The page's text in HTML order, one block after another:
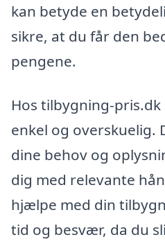
kan betyde en
sikre, at du får den
pengene.
Hos tilbygning-
enkel og overskuelig.
dine behov og
dig med relevante
hjælpe med din
tid og besvær, da du